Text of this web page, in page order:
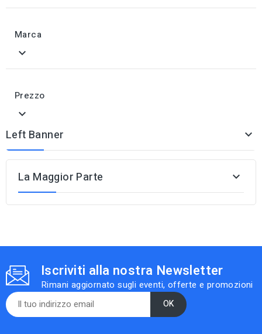
Marca

Prezzo

Left Banner 
La Maggior Parte 
Iscriviti alla nostra Newsletter
Rimani aggiornato sugli eventi, offerte e promozioni